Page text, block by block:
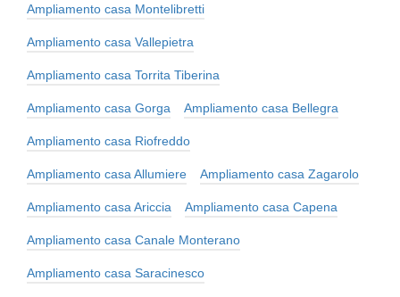
Ampliamento casa Montelibretti
Ampliamento casa Vallepietra
Ampliamento casa Torrita Tiberina
Ampliamento casa Gorga Ampliamento casa Bellegra
Ampliamento casa Riofreddo
Ampliamento casa Allumiere Ampliamento casa Zagarolo
Ampliamento casa Ariccia Ampliamento casa Capena
Ampliamento casa Canale Monterano
Ampliamento casa Saracinesco